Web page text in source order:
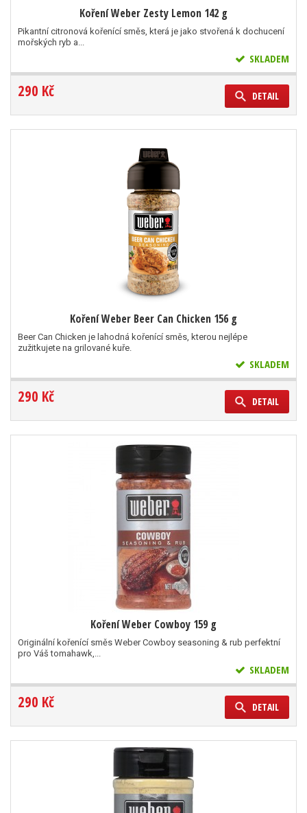
Koření Weber Zesty Lemon 142 g
Pikantní citronová kořenící směs, která je jako stvořená k dochucení
mořských ryb a...
SKLADEM
290 Kč DETAIL
Koření Weber Beer Can Chicken 156 g
Beer Can Chicken je lahodná kořenící směs, kterou nejlépe
zužitkujete na grilované kuře.
SKLADEM
290 Kč DETAIL
Koření Weber Cowboy 159 g
Originální kořenící směs Weber Cowboy seasoning & rub perfektní
pro Váš tomahawk,...
SKLADEM
290 Kč DETAIL